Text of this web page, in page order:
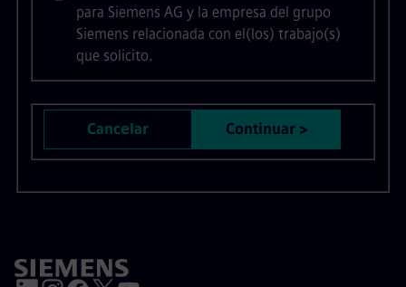
para Siemens AG y la empresa del grupo
Siemens relacionada con el(los) trabajo(s)
que solicito.
Cancelar Continuar >